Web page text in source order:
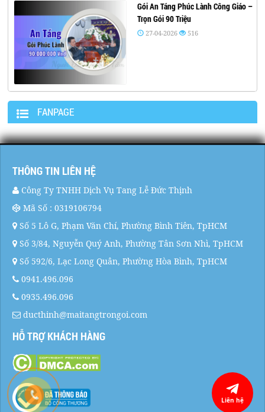
Gói An Táng Phúc Lành Công Giáo –
Trọn Gói 90 Triệu
27-04-2026 516
FANPAGE
THÔNG TIN LIÊN HỆ
Công Ty TNHH Dịch Vụ Tang Lễ Đức Thịnh
Mã Số : 0319106794
Số 5 Lô G, Phạm Văn Chí, Phường Bình Tiên, TpHCM
Số 3/84, Nguyễn Quý Anh, Phường Tân Sơn Nhì, TpHCM
Số 592/6, Lạc Long Quân, Phường Hòa Bình, TpHCM
0941.496.096
0935.496.096
ducthinh@maitangtrongoi.com
HỖ TRỢ KHÁCH HÀNG
Liên hệ